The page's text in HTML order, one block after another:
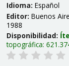
Idioma: Español
Editor: Buenos
1988
Disponibilidad:
topográfica: